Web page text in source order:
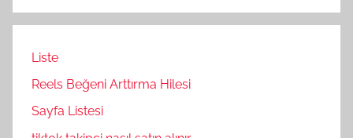
Liste
Reels Beğeni Arttırma Hilesi
Sayfa Listesi